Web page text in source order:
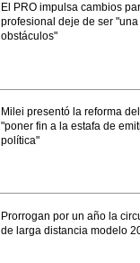
El PRO impulsa cambios
profesional deje de ser
obstáculos"
Milei presentó la reforma
"poner fin a la estafa de
política"
Prorrogan por un año la
de larga distancia modelo